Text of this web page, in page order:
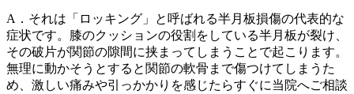
A．それは「ロッキング」と呼ばれる半月板損傷の代表的な
症状です。膝のクッションの役割をしている半月板が裂け、
その破片が関節の隙間に挟まってしまうことで起こります。
無理に動かそうとすると関節の軟骨まで傷つけてしまうた
め、激しい痛みや引っかかりを感じたらすぐに当院へご相談